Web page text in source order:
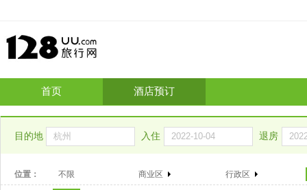
首页 酒店预订
目的地 入住 退房
位置： 不限 商业区 行政区